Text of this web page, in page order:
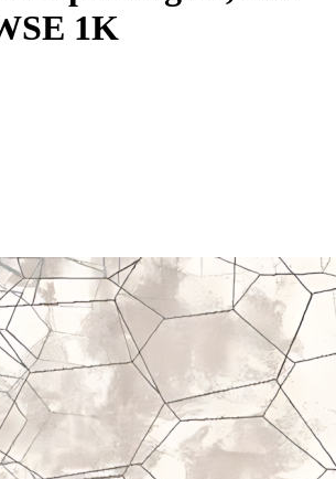
1K